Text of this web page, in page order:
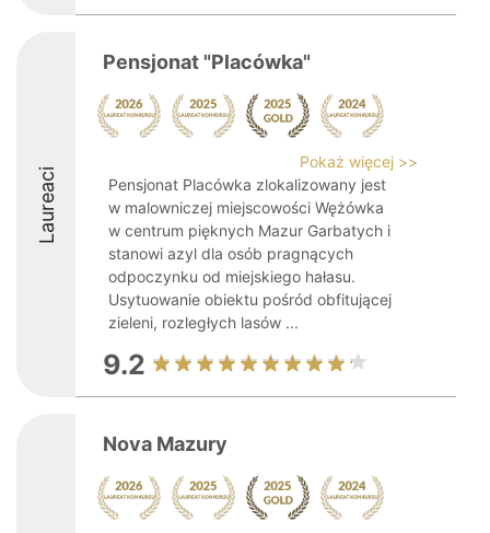
Laureaci
Pensjonat "Placówka"
Pokaż więcej >>
Pensjonat Placówka zlokalizowany jest
w malowniczej miejscowości Wężówka
w centrum pięknych Mazur Garbatych i
stanowi azyl dla osób pragnących
odpoczynku od miejskiego hałasu.
Usytuowanie obiektu pośród obfitującej
zieleni, rozległych lasów ...
9.2
Nova Mazury